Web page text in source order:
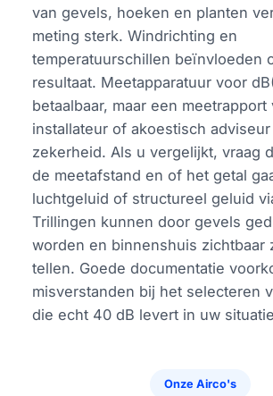
van gevels, hoeken en planten
meting sterk. Windrichting en
temperatuurschillen beïnvloeden
resultaat. Meetapparatuur voor
betaalbaar, maar een meetrapport
installateur of akoestisch
zekerheid. Als u vergelijkt, vraag
de meetafstand en of het getal
luchtgeluid of structureel geluid
Trillingen kunnen door gevels
worden en binnenshuis zichtbaar
tellen. Goede documentatie
misverstanden bij het selecteren
die echt 40 dB levert in uw
Onze Airco's